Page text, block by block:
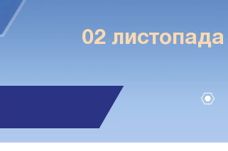
02